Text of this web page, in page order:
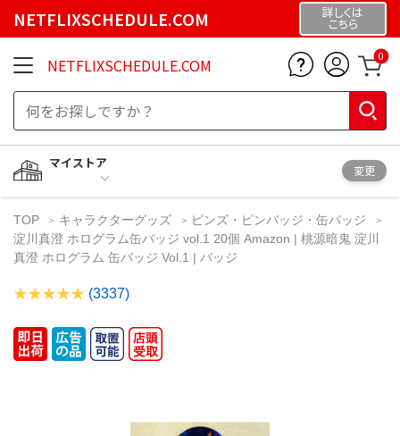
NETFLIXSCHEDULE.COM 詳しくは
こちら
NETFLIXSCHEDULE.COM 0
マイストア
変更
TOP キャラクターグッズ
ピンズ・ピンバッジ・缶バッジ
淀川真澄 ホログラム缶バッジ vol.1 20個 Amazon | 桃源暗鬼 淀川
真澄 ホログラム 缶バッジ Vol.1 | バッジ
(3337)